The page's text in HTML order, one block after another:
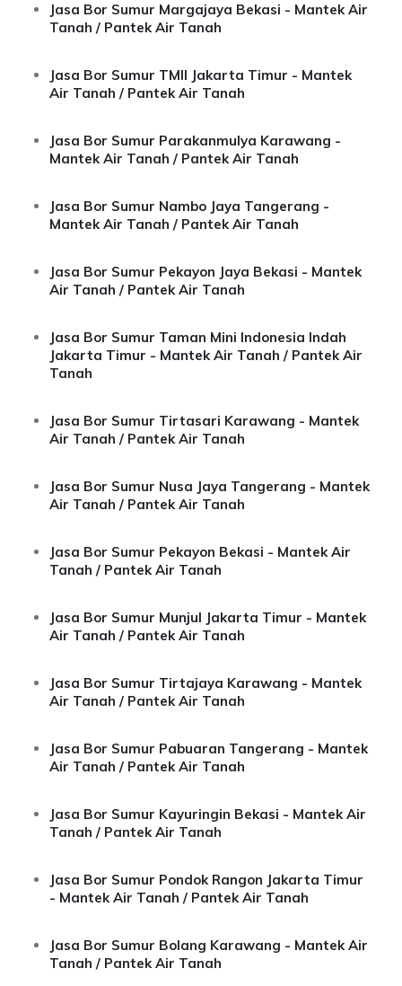
Jasa Bor Sumur Margajaya Bekasi - Mantek Air
Tanah / Pantek Air Tanah
Jasa Bor Sumur TMII Jakarta Timur - Mantek
Air Tanah / Pantek Air Tanah
Jasa Bor Sumur Parakanmulya Karawang -
Mantek Air Tanah / Pantek Air Tanah
Jasa Bor Sumur Nambo Jaya Tangerang -
Mantek Air Tanah / Pantek Air Tanah
Jasa Bor Sumur Pekayon Jaya Bekasi - Mantek
Air Tanah / Pantek Air Tanah
Jasa Bor Sumur Taman Mini Indonesia Indah
Jakarta Timur - Mantek Air Tanah / Pantek Air
Tanah
Jasa Bor Sumur Tirtasari Karawang - Mantek
Air Tanah / Pantek Air Tanah
Jasa Bor Sumur Nusa Jaya Tangerang - Mantek
Air Tanah / Pantek Air Tanah
Jasa Bor Sumur Pekayon Bekasi - Mantek Air
Tanah / Pantek Air Tanah
Jasa Bor Sumur Munjul Jakarta Timur - Mantek
Air Tanah / Pantek Air Tanah
Jasa Bor Sumur Tirtajaya Karawang - Mantek
Air Tanah / Pantek Air Tanah
Jasa Bor Sumur Pabuaran Tangerang - Mantek
Air Tanah / Pantek Air Tanah
Jasa Bor Sumur Kayuringin Bekasi - Mantek Air
Tanah / Pantek Air Tanah
Jasa Bor Sumur Pondok Rangon Jakarta Timur
- Mantek Air Tanah / Pantek Air Tanah
Jasa Bor Sumur Bolang Karawang - Mantek Air
Tanah / Pantek Air Tanah